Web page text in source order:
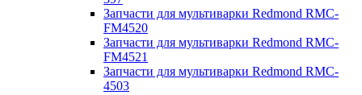
Запчасти для мультиварки Redmond RMC-
FM4520
Запчасти для мультиварки Redmond RMC-
FM4521
Запчасти для мультиварки Redmond RMC-
4503